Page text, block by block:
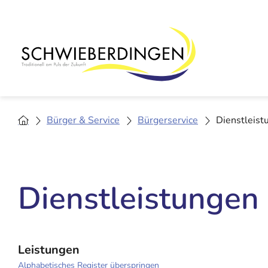
Bürger & Service Bürgerservice
Dienstleistungen
Leistungen
Alphabetisches Register überspringen